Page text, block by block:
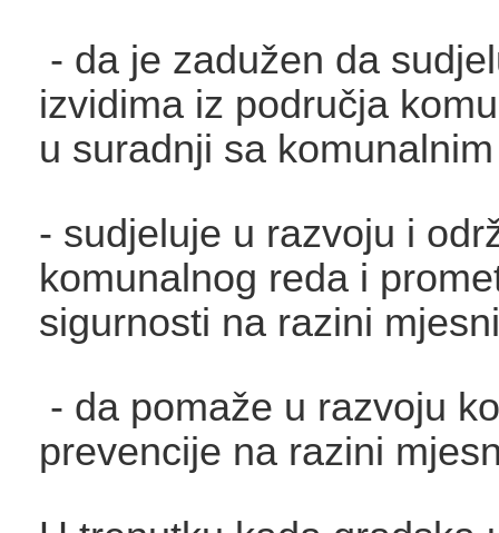
- da je zadužen da
izvidima iz područja
u suradnji sa
- sudjeluje u razvoju i
komunalnog reda i
sigurnosti na razini
- da pomaže u razvoju
prevencije na razini